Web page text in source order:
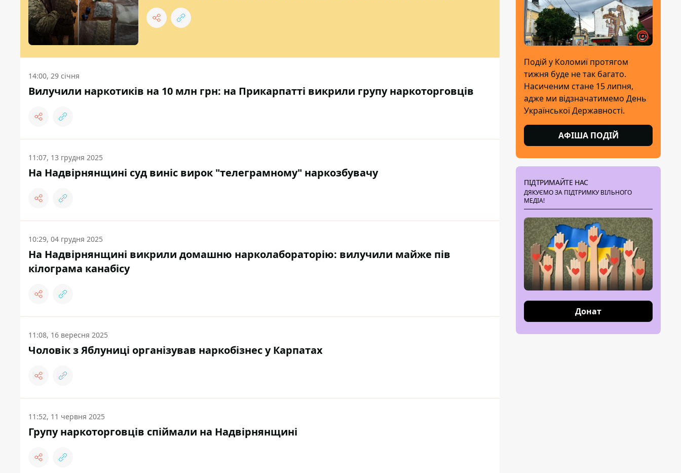
14:00, 29 січня
Вилучили наркотиків на 10 млн грн: на Прикарпатті викрили групу наркоторговців
11:07, 13 грудня 2025
На Надвірнянщині суд виніс вирок "телеграмному" наркозбувачу
10:29, 04 грудня 2025
На Надвірнянщині викрили домашню нарколабораторію: вилучили майже пів
кілограма канабісу
11:08, 16 вересня 2025
Чоловік з Яблуниці організував наркобізнес у Карпатах
11:52, 11 червня 2025
Групу наркоторговців спіймали на Надвірнянщині
Подій у Коломиї протягом
тижня буде не так багато.
Насиченим стане 15 липня,
адже ми відзначатимемо День
Української Державності.
АФІША ПОДІЙ
ПІДТРИМАЙТЕ НАС
ДЯКУЄМО ЗА ПІДТРИМКУ ВІЛЬНОГО
МЕДІА!
Донат